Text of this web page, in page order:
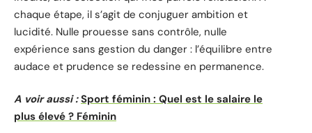
chaque étape, il s’agit de conjuguer ambition et
lucidité. Nulle prouesse sans contrôle, nulle
expérience sans gestion du danger : l’équilibre entre
audace et prudence se redessine en permanence.
A voir aussi : Sport féminin : Quel est le salaire le
plus élevé ? Féminin